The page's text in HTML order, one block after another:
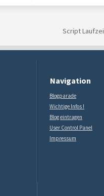
Script
Navigation
Blogparade
Wichtige Infos !
Blog eintragen
User Control Panel
Impressum